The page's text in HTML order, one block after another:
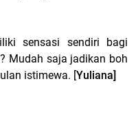
sensasi sendiri bagi
Mudah saja jadikan boh
istimewa. [Yuliana]